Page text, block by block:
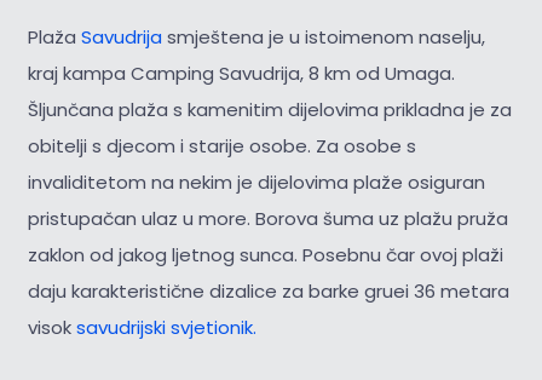
Plaža Savudrija smještena je u istoimenom naselju,
kraj kampa Camping Savudrija, 8 km od Umaga.
Šljunčana plaža s kamenitim dijelovima prikladna je za
obitelji s djecom i starije osobe. Za osobe s
invaliditetom na nekim je dijelovima plaže osiguran
pristupačan ulaz u more. Borova šuma uz plažu pruža
zaklon od jakog ljetnog sunca. Posebnu čar ovoj plaži
daju karakteristične dizalice za barke gruei 36 metara
visoksavudrijski svjetionik.